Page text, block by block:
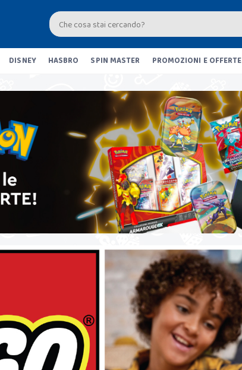
DISNEY HASBRO SPIN MASTER PROMOZIONI E OFFERTE